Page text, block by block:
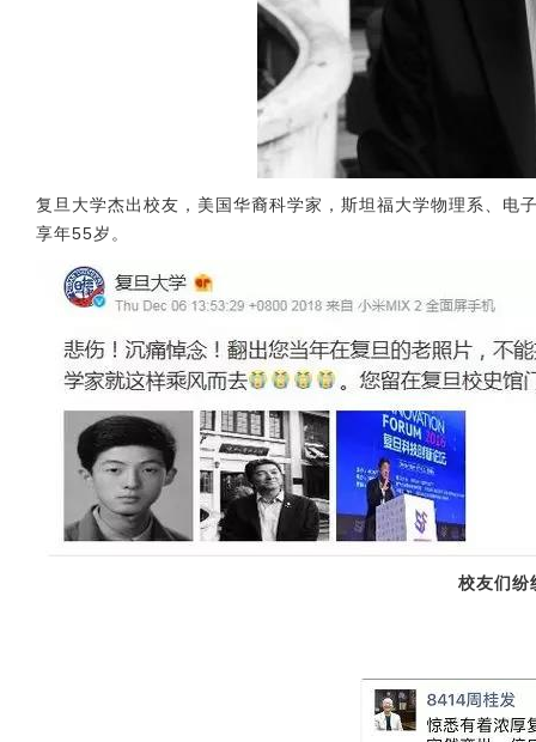
复旦大学杰出校友，美国华裔科学家，斯坦福大学物理系、
享年55岁。
校友们纷